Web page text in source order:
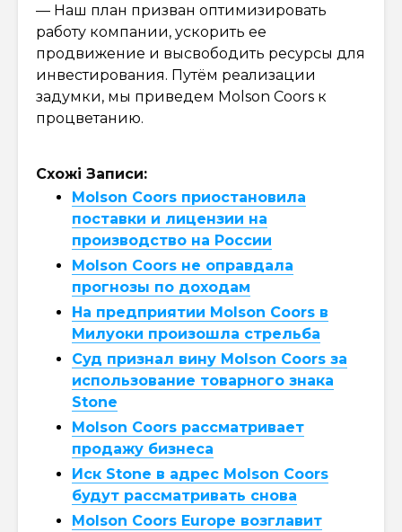
— Наш план призван оптимизировать
работу компании, ускорить ее
продвижение и высвободить ресурсы для
инвестирования. Путём реализации
задумки, мы приведем Molson Coors к
процветанию.
Схожі Записи:
Molson Coors приостановила
поставки и лицензии на
производство на России
Molson Coors не оправдала
прогнозы по доходам
На предприятии Molson Coors в
Милуоки произошла стрельба
Суд признал вину Molson Coors за
использование товарного знака
Stone
Molson Coors рассматривает
продажу бизнеса
Иск Stone в адрес Molson Coors
будут рассматривать снова
Molson Coors Europe возглавит